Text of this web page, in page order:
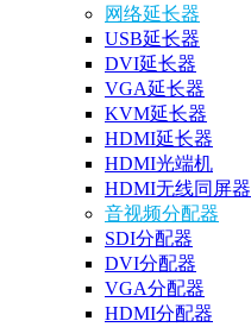
网络延长器
USB延长器
DVI延长器
VGA延长器
KVM延长器
HDMI延长器
HDMI光端机
HDMI无线同屏器
音视频分配器
SDI分配器
DVI分配器
VGA分配器
HDMI分配器